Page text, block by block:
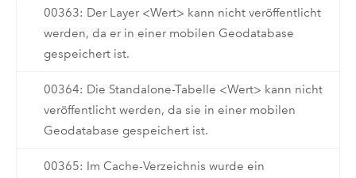
00363: Der Layer <Wert> kann nicht veröffentlicht
werden, da er in einer mobilen Geodatabase
gespeichert ist.
00364: Die Standalone-Tabelle <Wert> kann nicht
veröffentlicht werden, da sie in einer mobilen
Geodatabase gespeichert ist.
00365: Im Cache-Verzeichnis wurde ein